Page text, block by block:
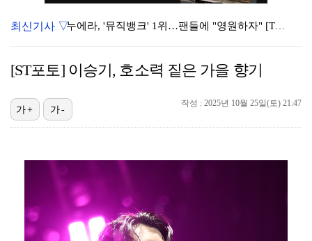
누에라, '뮤직뱅크' 1위…팬들에 "영원하자" [TV캡…
서장훈 감독 "내 능력 부족" 자책하게 만든 펜타곤과의…
대한축구협회의 '심판 성접대'…최악의 경우 런던 올림픽…
'1라운드 115위' 김민별, 2라운드 7타 줄이며 7…
최신기사 ▽
[ST포토] 이승기, 호소력 짙은 가을 향기
작성 : 2025년 10월 25일(토) 21:47
가+ 가-